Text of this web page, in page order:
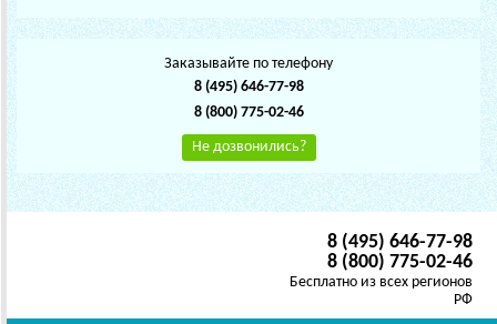
Заказывайте по телефону
8 (495) 646-77-98
8 (800) 775-02-46
Не дозвонились?
8 (495) 646-77-98
8 (800) 775-02-46
Бесплатно из всех регионов
РФ